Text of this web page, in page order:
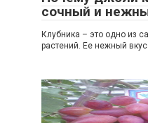
сочный и
Клубника – это одно из
растений. Ее нежный